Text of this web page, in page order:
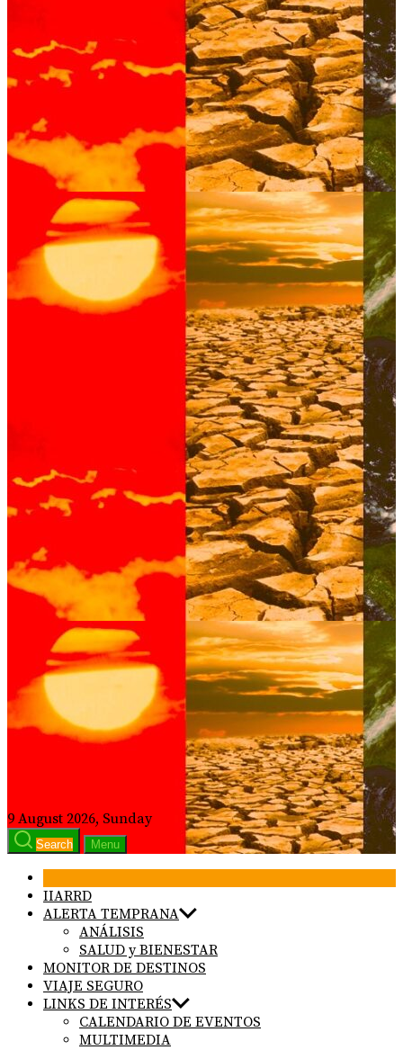
9 August 2026, Sunday
Search Menu
IIARRD
ALERTA TEMPRANA
ANÁLISIS
SALUD y BIENESTAR
MONITOR DE DESTINOS
VIAJE SEGURO
LINKS DE INTERÉS
CALENDARIO DE EVENTOS
MULTIMEDIA